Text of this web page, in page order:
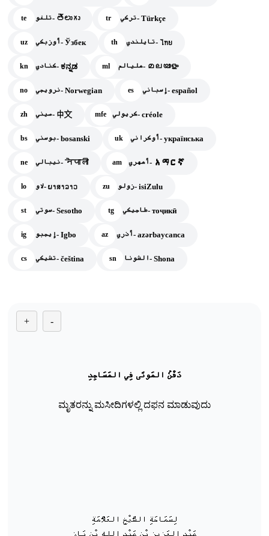
te تلغو- తెలుగు tr تركي- Türkçe
uz أوزبكي- Ўзбек th تايلندي- ไทย
kn كنادي- ಕನ್ನಡ ml مليالم- മലയാളം
no نرويجي- Norwegian es إسباني- español
zh صيني- 中文 mfe كريولي- créole
bs بوسني- bosanski uk أوكراني- українська
ne نيبالي- नेपाली am أمهري- አማርኛ
lo لاو- ພາສາລາວ zu زولو- isiZulu
st سوتي- Sesotho tg طاجيكي- тоҷикӣ
ig إيجبو- Igbo az أذري- azərbaycanca
cs تشيكي- čeština sn الشونا- Shona
+ -
دَفْنُ المَوتَى فِي المَسَاجِدِ
ಮೃತರನ್ನು ಮಸೀದಿಗಳಲ್ಲಿ ದಫನ ಮಾಡುವುದು
لِسَمَاحَةِ الشَّيْخِ العَلَّامَةِ